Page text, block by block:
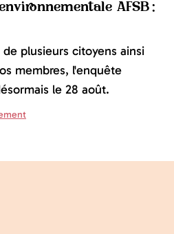
AFSB :
plusieurs citoyens ainsi
membres, l'enquête
le 28 août.